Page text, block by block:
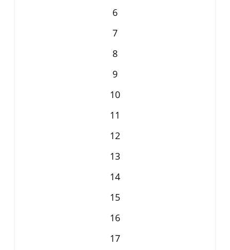
6
7
8
9
10
11
12
13
14
15
16
17